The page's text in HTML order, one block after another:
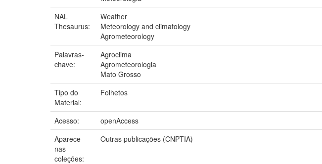
NAL
Thesaurus:
Weather
Meteorology and climatology
Agrometeorology
Palavras-
chave:
Agroclima
Agrometeorologia
Mato Grosso
Tipo do
Material:
Folhetos
Acesso:
openAccess
Aparece
nas
coleções:
Outras publicações (CNPTIA)